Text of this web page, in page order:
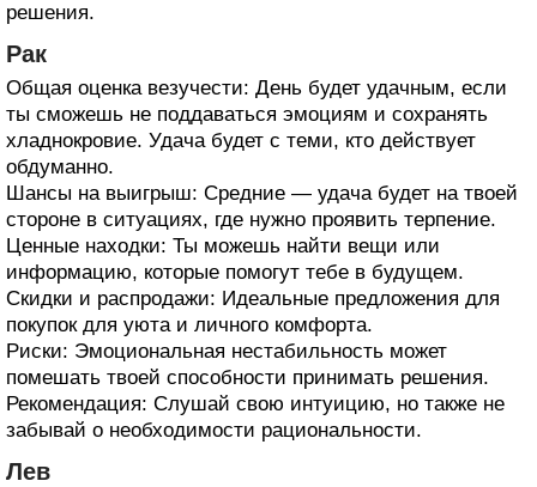
решения.
Рак
Общая оценка везучести: День будет удачным, если
ты сможешь не поддаваться эмоциям и сохранять
хладнокровие. Удача будет с теми, кто действует
обдуманно.
Шансы на выигрыш: Средние — удача будет на твоей
стороне в ситуациях, где нужно проявить терпение.
Ценные находки: Ты можешь найти вещи или
информацию, которые помогут тебе в будущем.
Скидки и распродажи: Идеальные предложения для
покупок для уюта и личного комфорта.
Риски: Эмоциональная нестабильность может
помешать твоей способности принимать решения.
Рекомендация: Слушай свою интуицию, но также не
забывай о необходимости рациональности.
Лев